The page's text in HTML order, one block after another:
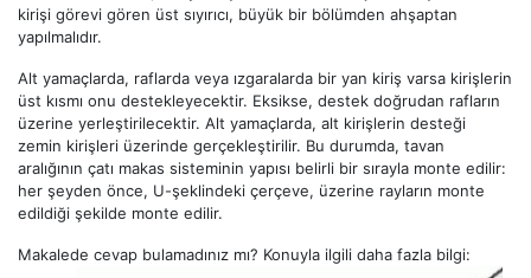
kirişi görevi gören üst sıyırıcı, büyük bir bölümden ahşaptan
yapılmalıdır.
Alt yamaçlarda, raflarda veya ızgaralarda bir yan kiriş varsa kirişlerin
üst kısmı onu destekleyecektir. Eksikse, destek doğrudan rafların
üzerine yerleştirilecektir. Alt yamaçlarda, alt kirişlerin desteği
zemin kirişleri üzerinde gerçekleştirilir. Bu durumda, tavan
aralığının çatı makas sisteminin yapısı belirli bir sırayla monte edilir:
her şeyden önce, U-şeklindeki çerçeve, üzerine rayların monte
edildiği şekilde monte edilir.
Makalede cevap bulamadınız mı? Konuyla ilgili daha fazla bilgi: